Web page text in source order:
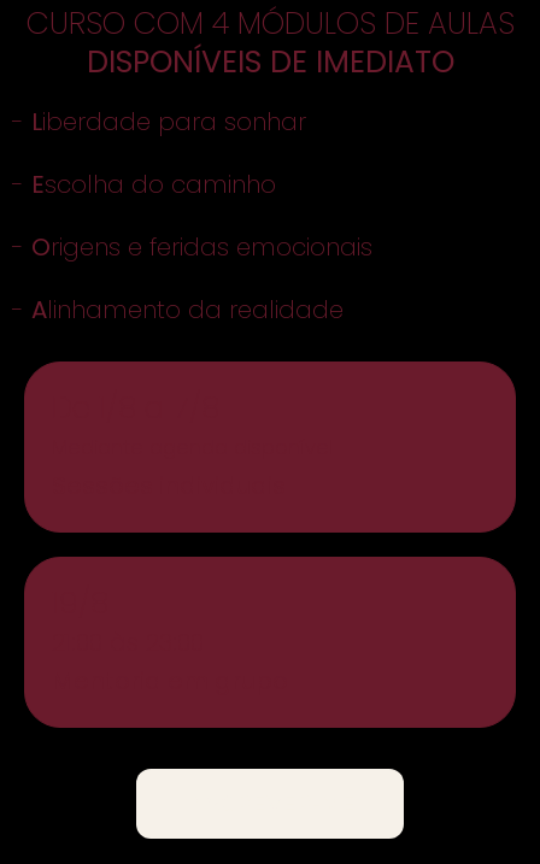
CURSO COM 4 MÓDULOS DE AULAS
DISPONÍVEIS DE IMEDIATO
- Liberdade para sonhar
- Escolha do caminho
- Origens e feridas emocionais
- Alinhamento da realidade